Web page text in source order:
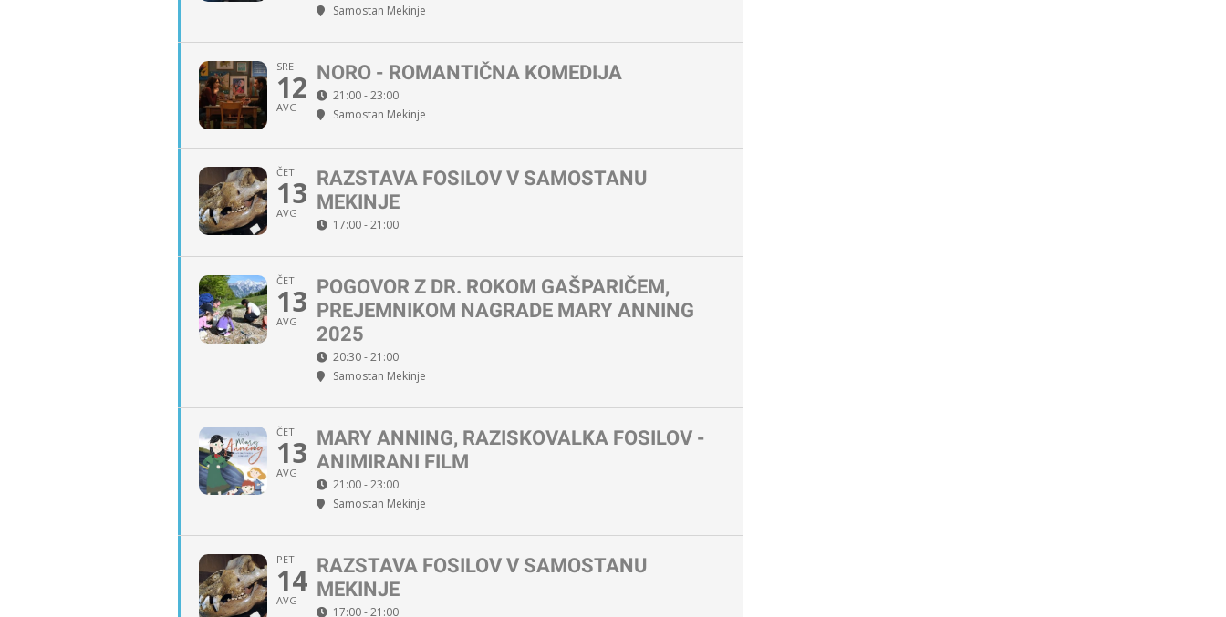
Samostan Mekinje
SRE
12
AVG
NORO - ROMANTIČNA KOMEDIJA
21:00 - 23:00
Samostan Mekinje
ČET
13
AVG
RAZSTAVA FOSILOV V SAMOSTANU
MEKINJE
17:00 - 21:00
ČET
13
AVG
POGOVOR Z DR. ROKOM GAŠPARIČEM,
PREJEMNIKOM NAGRADE MARY ANNING
2025
20:30 - 21:00
Samostan Mekinje
ČET
13
AVG
MARY ANNING, RAZISKOVALKA FOSILOV -
ANIMIRANI FILM
21:00 - 23:00
Samostan Mekinje
PET
14
AVG
RAZSTAVA FOSILOV V SAMOSTANU
MEKINJE
17:00 - 21:00